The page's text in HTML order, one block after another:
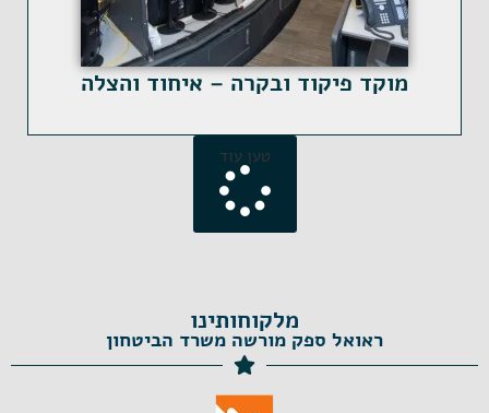
מוקד פיקוד ובקרה – איחוד והצלה
טען עוד
מלקוחותינו
ראואל ספק מורשה משרד הביטחון